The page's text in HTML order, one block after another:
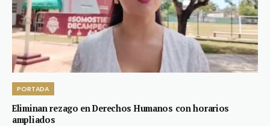
PORTADA
Eliminan rezago en Derechos Humanos con horarios
ampliados